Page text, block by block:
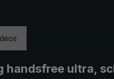
handsfree ultra,